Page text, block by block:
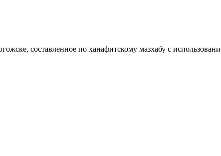
составленное по ханафитскому мазхабу с